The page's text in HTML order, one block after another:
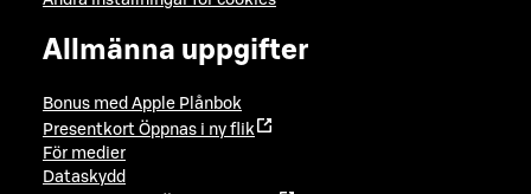
Allmänna uppgifter
Bonus med Apple Plånbok
Presentkort Öppnas i ny flik
För medier
Dataskydd